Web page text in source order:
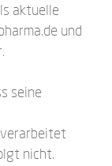
aktuelle
und
seine
nicht.